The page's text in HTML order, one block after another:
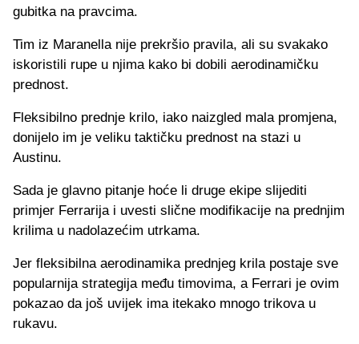
gubitka na pravcima.
Tim iz Maranella nije prekršio pravila, ali su svakako
iskoristili rupe u njima kako bi dobili aerodinamičku
prednost.
Fleksibilno prednje krilo, iako naizgled mala promjena,
donijelo im je veliku taktičku prednost na stazi u
Austinu.
Sada je glavno pitanje hoće li druge ekipe slijediti
primjer Ferrarija i uvesti slične modifikacije na prednjim
krilima u nadolazećim utrkama.
Jer fleksibilna aerodinamika prednjeg krila postaje sve
popularnija strategija među timovima, a Ferrari je ovim
pokazao da još uvijek ima itekako mnogo trikova u
rukavu.